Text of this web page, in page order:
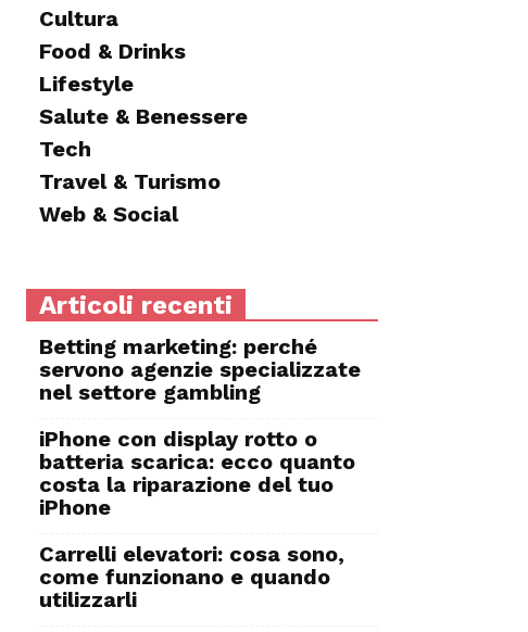
Cultura
Food & Drinks
Lifestyle
Salute & Benessere
Tech
Travel & Turismo
Web & Social
Articoli recenti
Betting marketing: perché
servono agenzie specializzate
nel settore gambling
iPhone con display rotto o
batteria scarica: ecco quanto
costa la riparazione del tuo
iPhone
Carrelli elevatori: cosa sono,
come funzionano e quando
utilizzarli